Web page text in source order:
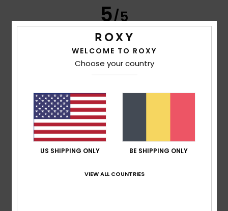
5/5
Geverifieerde aankoop
Ik raad dit product aan
5
WELCOME TO ROXY
Choose your country
US SHIPPING ONLY BE SHIPPING ONLY
VIEW ALL COUNTRIES